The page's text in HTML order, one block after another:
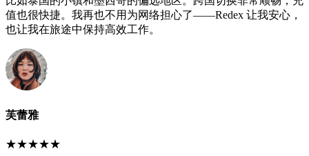
值也很快捷。我再也不用为网络担心了——Redex 让我安心，
也让我在旅途中保持高效工作。
芙蕾雅
★★★★★